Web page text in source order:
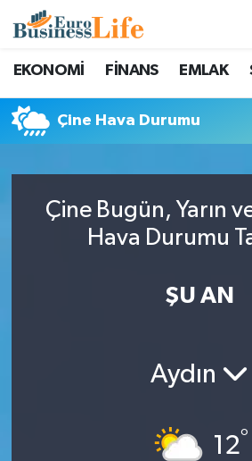
EKONOMİ FİNANS EMLAK
Çine Hava Durumu
Çine Bugün, Yarın
Hava Durumu
ŞU AN
Aydın
12°
Nöbetçi Eczaneler
Hava Durumu
Trafik Durumu
Süper Lig Puan Durumu ve